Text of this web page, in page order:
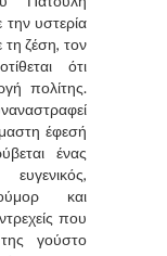
την υστερία
ζέση, τον
ότι
πολίτης.
έφεσή
ένας
και
που
γούστο